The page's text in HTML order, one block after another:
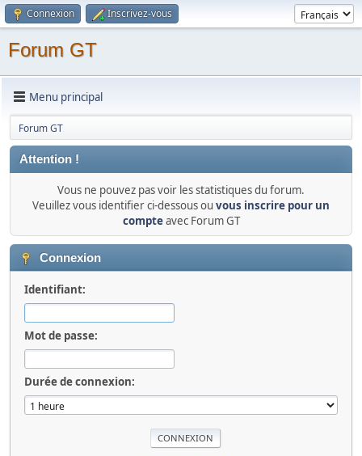
Connexion Inscrivez-vous
Forum GT
Menu principal
Forum GT
Attention !
Vous ne pouvez pas voir les statistiques du forum.
Veuillez vous identifier ci-dessous ou vous inscrire pour un
compteavec Forum GT
Connexion
Identifiant:
Mot de passe:
Durée de connexion: